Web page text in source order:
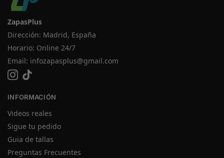
ZapasPlus
Dirección: Madrid, España
Horario: Online 24/7
Email: infozapasplus@gmail.com
INFORMACIÓN
Videos reales
Sigue tu pedido
Guia de tallas
Preguntas Frecuentes